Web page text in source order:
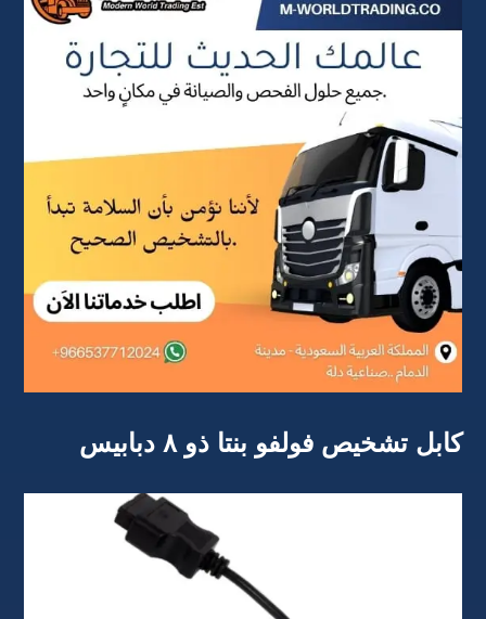
كابل تشخيص فولفو بنتا ذو ٨ دبابيس